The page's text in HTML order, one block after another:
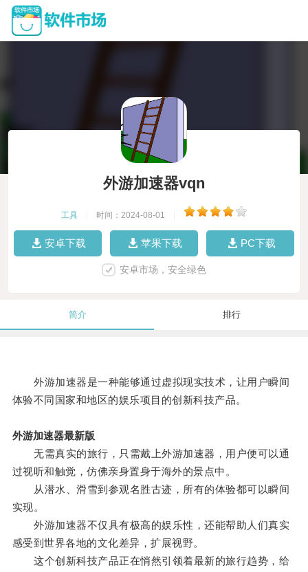
外游加速器vqn
工具 时间：2024-08-01
安卓下载 苹果下载 PC下载
安卓市场，安全绿色
简介 排行
外游加速器是一种能够通过虚拟现实技术，让用户瞬间
体验不同国家和地区的娱乐项目的创新科技产品。
外游加速器最新版
无需真实的旅行，只需戴上外游加速器，用户便可以通
过视听和触觉，仿佛亲身置身于海外的景点中。
从潜水、滑雪到参观名胜古迹，所有的体验都可以瞬间
实现。
外游加速器不仅具有极高的娱乐性，还能帮助人们真实
感受到世界各地的文化差异，扩展视野。
这个创新科技产品正在悄然引领着最新的旅行趋势，给